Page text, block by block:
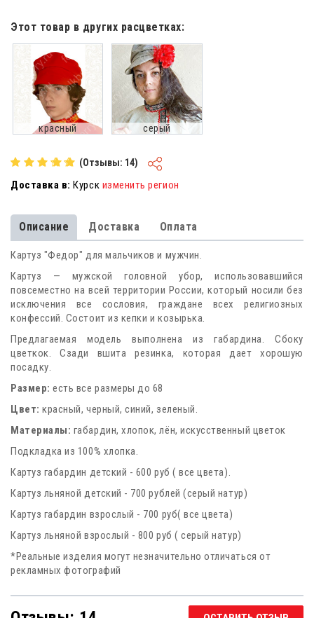
Этот товар в других расцветках:
красный серый
(Отзывы: 14)
Доставка в: Курск изменить регион
Описание Доставка Оплата
Картуз "Федор" для мальчиков и мужчин.
Картуз — мужской головной убор, использовавшийся
повсеместно на всей территории России, который носили без
исключения все сословия, граждане всех религиозных
конфеcсий. Состоит из кепки и козырька.
Предлагаемая модель выполнена из габардина. Сбоку
цветкок. Сзади вшита резинка, которая дает хорошую
посадку.
Размер: есть все размеры до 68
Цвет: красный, черный, синий, зеленый.
Материалы: габардин, хлопок, лён, искусственный цветок
Подкладка из 100% хлопка.
Картуз габардин детский - 600 руб ( все цвета).
Картуз льняной детский - 700 рублей (серый натур)
Картуз габардин взрослый - 700 руб( все цвета)
Картуз льняной взрослый - 800 руб ( серый натур)
*Реальные изделия могут незначительно отличаться от
рекламных фотографий